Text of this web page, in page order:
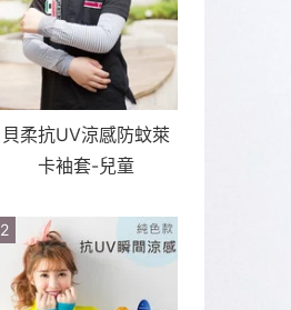
貝柔抗UV涼感防蚊萊
卡袖套-兒童
2